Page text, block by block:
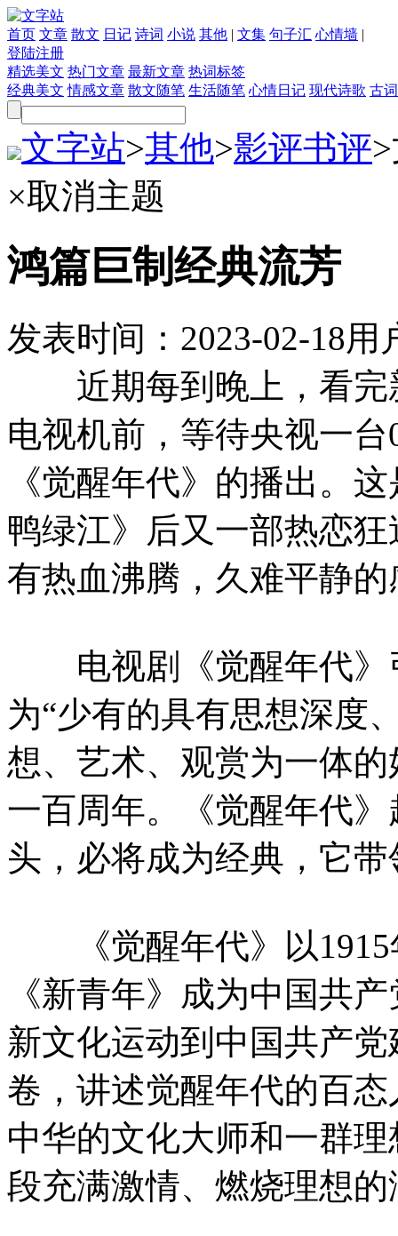
首页 文章 散文 日记 诗词 小说 其他 | 文集 句子汇 心情墙 |
登陆注册
精选美文 热门文章 最新文章 热词标签
经典美文 情感文章 散文随笔 生活随笔 心情日记 现代诗歌 古
文字站>其他>影评书评>
×取消主题
鸿篇巨制经典流芳
发表时间： 2023-02-18用
近期每到晚上，看完
电视机前，等待央视一
《觉醒年代》的播出。
鸭绿江》后又一部热恋
有热血沸腾，久难平静的
电视剧《觉醒年代》
为“少有的具有思想深度
想、艺术、观赏为一体
一百周年。《觉醒年代
头，必将成为经典，它
《觉醒年代》以1915
《新青年》成为中国共
新文化运动到中国共产
卷，讲述觉醒年代的百
中华的文化大师和一群
段充满激情、燃烧理想